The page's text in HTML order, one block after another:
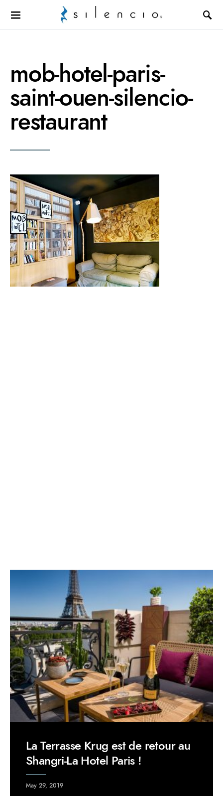
Search for:
mob-hotel-paris-
saint-ouen-silencio-
restaurant
La Terrasse Krug est de retour au
Shangri-La Hotel Paris !
May 29, 2019